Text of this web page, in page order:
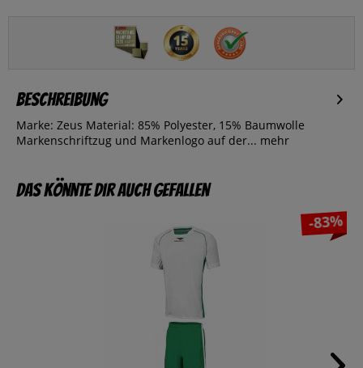
Beschreibung
Marke: Zeus Material: 85% Polyester, 15% Baumwolle
Markenschriftzug und Markenlogo auf der... mehr
Das könnte dir auch gefallen
-83%